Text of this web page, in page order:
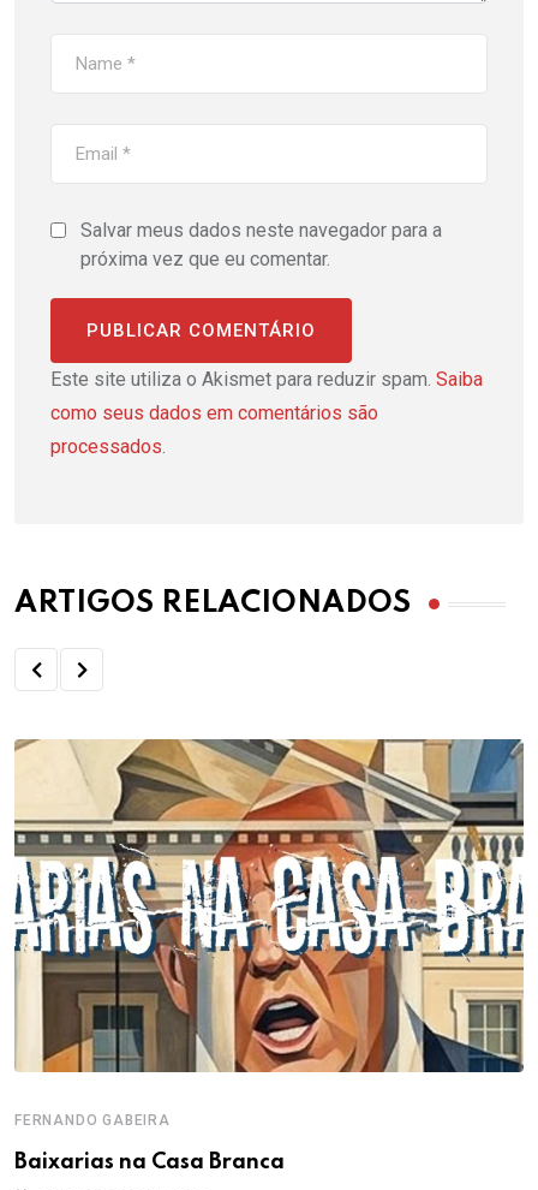
Salvar meus dados neste navegador para a
próxima vez que eu comentar.
Este site utiliza o Akismet para reduzir spam. Saiba
como seus dados em comentários são
processados.
ARTIGOS RELACIONADOS
FERNANDO GABEIRA
Baixarias na Casa Branca